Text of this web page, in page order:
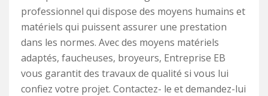
professionnel qui dispose des moyens humains et
matériels qui puissent assurer une prestation
dans les normes. Avec des moyens matériels
adaptés, faucheuses, broyeurs, Entreprise EB
vous garantit des travaux de qualité si vous lui
confiez votre projet. Contactez- le et demandez-lui